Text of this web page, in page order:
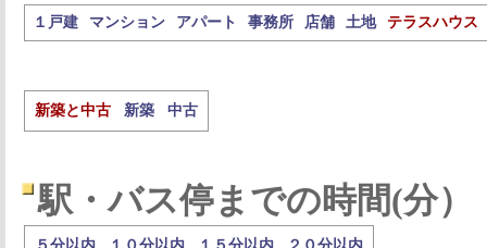
１戸建 マンション アパート 事務所 店舗 土地 テラスハウス
新築と中古 新築 中古
駅・バス停までの時間(分）